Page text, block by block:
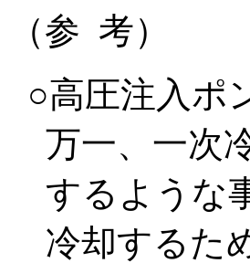
（参 考）
○高圧注入ポ
万一、一次
するような
冷却するた